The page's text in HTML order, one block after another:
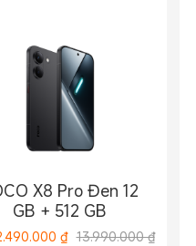
X8 Pro Đen 12
GB + 512 GB
₫ 13.990.000 ₫